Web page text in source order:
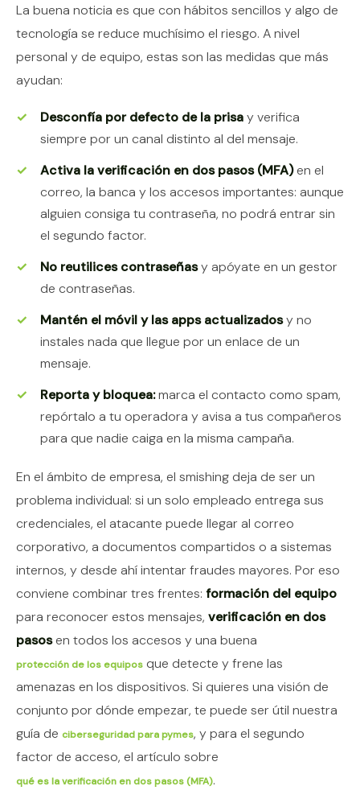
La buena noticia es que con hábitos sencillos y algo de
tecnología se reduce muchísimo el riesgo. A nivel
personal y de equipo, estas son las medidas que más
ayudan:
Desconfía por defecto de la prisay verifica
siempre por un canal distinto al del mensaje.
Activa la verificación en dos pasos (MFA)en el
correo, la banca y los accesos importantes: aunque
alguien consiga tu contraseña, no podrá entrar sin
el segundo factor.
No reutilices contraseñasy apóyate en un gestor
de contraseñas.
Mantén el móvil y las apps actualizadosy no
instales nada que llegue por un enlace de un
mensaje.
Reporta y bloquea:marca el contacto como spam,
repórtalo a tu operadora y avisa a tus compañeros
para que nadie caiga en la misma campaña.
En el ámbito de empresa, el smishing deja de ser un
problema individual: si un solo empleado entrega sus
credenciales, el atacante puede llegar al correo
corporativo, a documentos compartidos o a sistemas
internos, y desde ahí intentar fraudes mayores. Por eso
conviene combinar tres frentes: formación del equipo
para reconocer estos mensajes, verificación en dos
pasosen todos los accesos y una buena
protección de los equipos que detecte y frene las
amenazas en los dispositivos. Si quieres una visión de
conjunto por dónde empezar, te puede ser útil nuestra
guía de ciberseguridad para pymes, y para el segundo
factor de acceso, el artículo sobre
qué es la verificación en dos pasos (MFA).